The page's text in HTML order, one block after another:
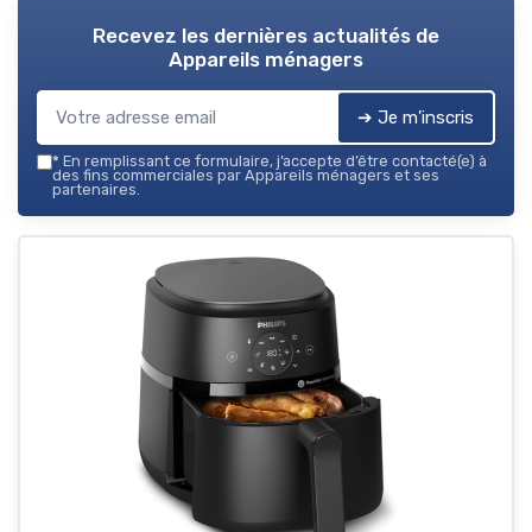
Recevez les dernières actualités de
Appareils ménagers
➔ Je m'inscris
* En remplissant ce formulaire, j’accepte d’être contacté(e) à
des fins commerciales par Appareils ménagers et ses
partenaires.